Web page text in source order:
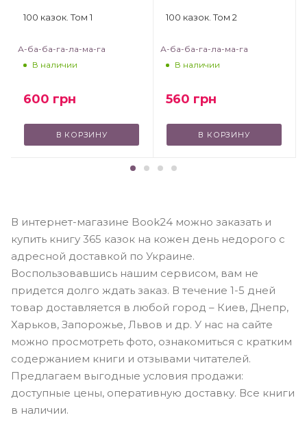
100 казок. Том 1
А-ба-ба-га-ла-ма-га
В наличии
600 грн
В КОРЗИНУ
100 казок. Том 2
А-ба-ба-га-ла-ма-га
В наличии
560 грн
В КОРЗИНУ
В интернет-магазине Book24 можно заказать и
купить книгу 365 казок на кожен день недорого с
адресной доставкой по Украине.
Воспользовавшись нашим сервисом, вам не
придется долго ждать заказ. В течение 1-5 дней
товар доставляется в любой город – Киев, Днепр,
Харьков, Запорожье, Львов и др. У нас на сайте
можно просмотреть фото, ознакомиться с кратким
содержанием книги и отзывами читателей.
Предлагаем выгодные условия продажи:
доступные цены, оперативную доставку. Все книги
в наличии.